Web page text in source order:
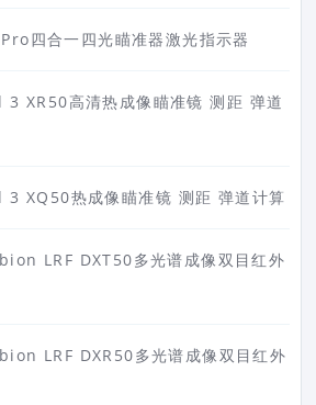
四合一四光瞄准器激光指示器
XR50高清热成像瞄准镜 测距 弹道
XQ50热成像瞄准镜 测距 弹道计算
LRF DXT50多光谱成像双目红外
LRF DXR50多光谱成像双目红外